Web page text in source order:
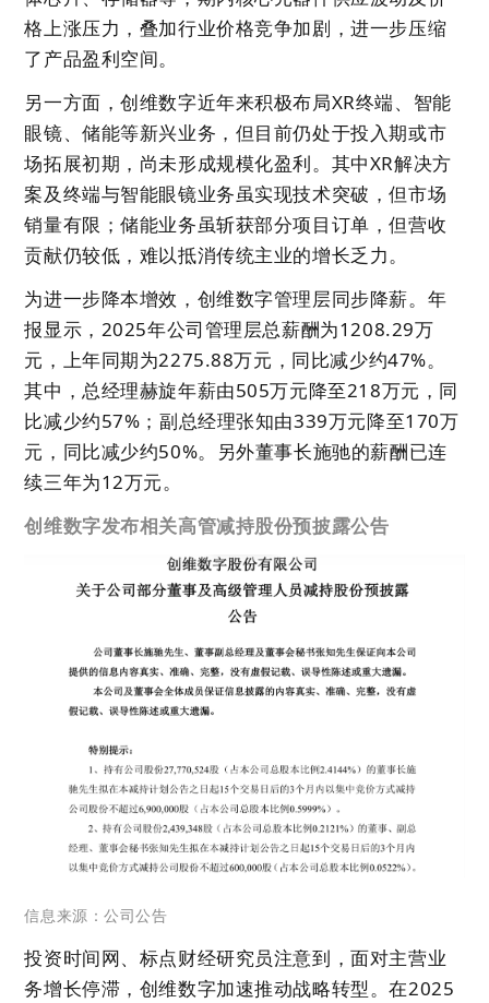
格上涨压力，叠加行业价格竞争加剧，进一步压缩
了产品盈利空间。
另一方面，创维数字近年来积极布局XR终端、智能
眼镜、储能等新兴业务，但目前仍处于投入期或市
场拓展初期，尚未形成规模化盈利。其中XR解决方
案及终端与智能眼镜业务虽实现技术突破，但市场
销量有限；储能业务虽斩获部分项目订单，但营收
贡献仍较低，难以抵消传统主业的增长乏力。
为进一步降本增效，创维数字管理层同步降薪。年
报显示，2025年公司管理层总薪酬为1208.29万
元，上年同期为2275.88万元，同比减少约47%。
其中，总经理赫旋年薪由505万元降至218万元，同
比减少约57%；副总经理张知由339万元降至170万
元，同比减少约50%。另外董事长施驰的薪酬已连
续三年为12万元。
创维数字发布相关高管减持股份预披露公告
信息来源：公司公告
投资时间网、标点财经研究员注意到，面对主营业
务增长停滞，创维数字加速推动战略转型。在2025